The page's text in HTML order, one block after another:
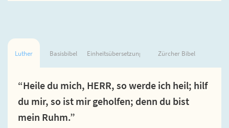
Luther Basisbibel Einheitsübersetzung Zürcher Bibel
“Heile du mich, HERR, so werde ich heil; hilf
du mir, so ist mir geholfen; denn du bist
mein Ruhm.”